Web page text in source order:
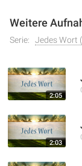
Weitere
Serie: Jedes Wort
2:05
2:03